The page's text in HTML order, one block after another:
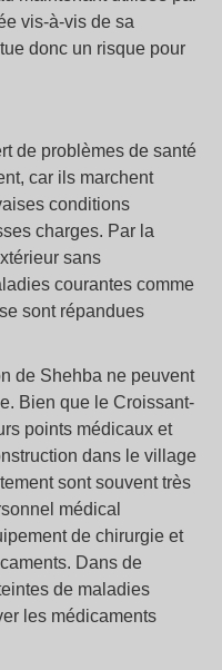
vis-à-vis de sa
donc un risque pour
de problèmes de santé
car ils marchent
conditions
charges. Par la
sans
courantes comme
sont répandues
de Shehba ne peuvent
Bien que le Croissant-
points médicaux et
dans le village
sont souvent très
médical
de chirurgie et
Dans de
de maladies
les médicaments